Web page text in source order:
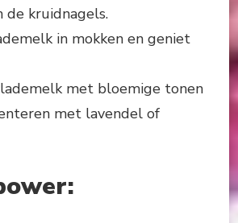
de kruidnagels.
in mokken en geniet
met bloemige tonen
met lavendel of
: